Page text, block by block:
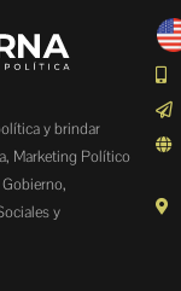
y brindar
Marketing Político
y